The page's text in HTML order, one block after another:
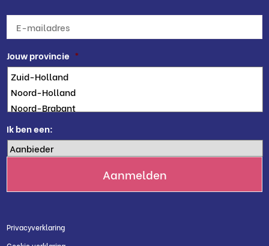
mailadres *
Jouw provincie *
Ik ben een:
Privacyverklaring